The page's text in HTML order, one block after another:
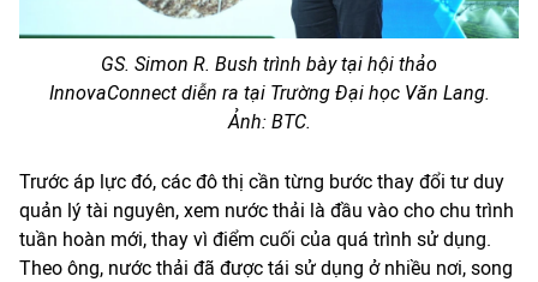
GS. Simon R. Bush trình bày tại hội thảo
InnovaConnect diễn ra tại Trường Đại học Văn Lang.
Ảnh: BTC.
Trước áp lực đó, các đô thị cần từng bước thay đổi tư duy
quản lý tài nguyên, xem nước thải là đầu vào cho chu trình
tuần hoàn mới, thay vì điểm cuối của quá trình sử dụng.
Theo ông, nước thải đã được tái sử dụng ở nhiều nơi, song